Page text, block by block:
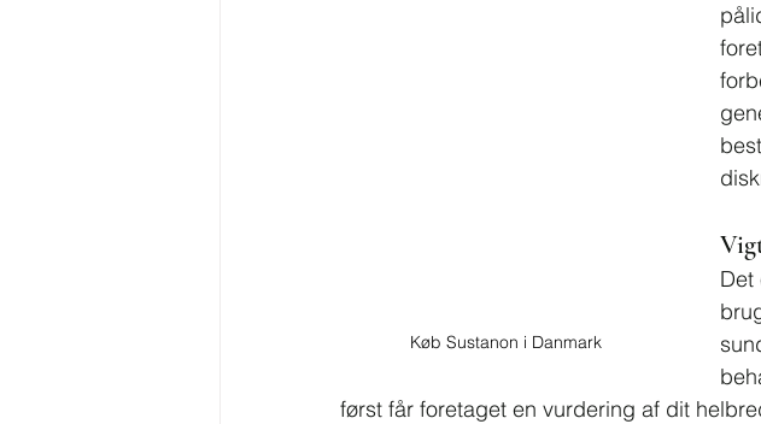
Køb Sustanon i Danmark
Det
først får foretaget en vurdering af dit